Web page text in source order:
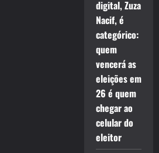
digital, Zuza
Nacif, é
categórico:
quem
vencerá as
eleições em
26 é quem
chegar ao
celular do
eleitor